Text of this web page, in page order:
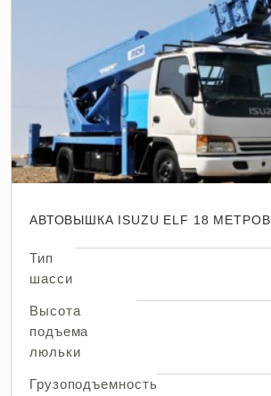
АВТОВЫШКА ISUZU ELF 18 МЕТРОВ
Тип
шасси
Высота
подъема
люльки
Грузоподъемность